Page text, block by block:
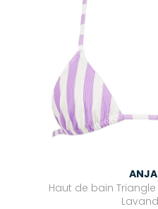
ANJA
Haut de bain Triangle